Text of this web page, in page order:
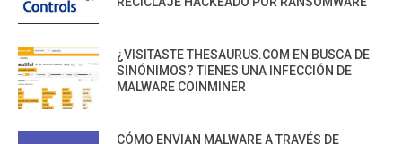
¿VISITASTE THESAURUS.COM EN BUSCA DE
SINÓNIMOS? TIENES UNA INFECCIÓN DE
MALWARE COINMINER
CÓMO ENVIAN MALWARE A TRAVÉS DE